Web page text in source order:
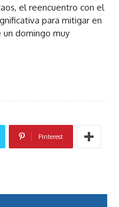
el reencuentro con el
para mitigar en
domingo muy
Pinterest